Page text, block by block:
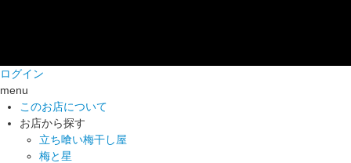
ログイン
menu
このお店について
お店から探す
立ち喰い梅干し屋
梅と星